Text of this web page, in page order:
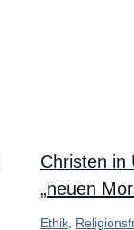
Christen in
„neuen
Ethik,